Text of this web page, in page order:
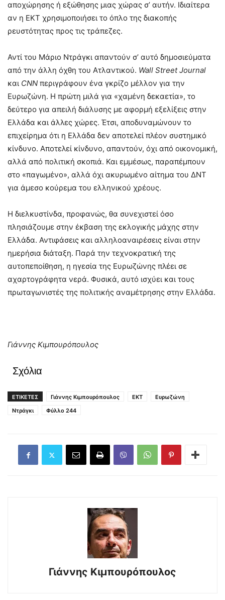
αποχώρησης ή εξώθησης μιας χώρας σ’ αυτήν. Ιδιαίτερα
αν η ΕΚΤ χρησιμοποιήσει το όπλο της διακοπής
ρευστότητας προς τις τράπεζες.
Αντί του Μάριο Ντράγκι απαντούν σ’ αυτό δημοσιεύματα
από την άλλη όχθη του Ατλαντικού. Wall Street Journal
και CNN περιγράφουν ένα γκρίζο μέλλον για την
Ευρωζώνη. Η πρώτη μιλά για «χαμένη δεκαετία», το
δεύτερο για απειλή διάλυσης με αφορμή εξελίξεις στην
Ελλάδα και άλλες χώρες. Έτσι, αποδυναμώνουν το
επιχείρημα ότι η Ελλάδα δεν αποτελεί πλέον συστημικό
κίνδυνο. Αποτελεί κίνδυνο, απαντούν, όχι από οικονομική,
αλλά από πολιτική σκοπιά. Και εμμέσως, παραπέμπουν
στο «παγωμένο», αλλά όχι ακυρωμένο αίτημα του ΔΝΤ
για άμεσο κούρεμα του ελληνικού χρέους.
Η διελκυστίνδα, προφανώς, θα συνεχιστεί όσο
πλησιάζουμε στην έκβαση της εκλογικής μάχης στην
Ελλάδα. Αντιφάσεις και αλληλοαναιρέσεις είναι στην
ημερήσια διάταξη. Παρά την τεχνοκρατική της
αυτοπεποίθηση, η ηγεσία της Ευρωζώνης πλέει σε
αχαρτογράφητα νερά. Φυσικά, αυτό ισχύει και τους
πρωταγωνιστές της πολιτικής αναμέτρησης στην Ελλάδα.
Γιάννης Κιμπουρόπουλος
Σχόλια
ΕΤΙΚΕΤΕΣ Γιάννης Κιμπουρόπουλος ΕΚΤ
Ευρωζώνη
Ντράγκι
Φύλλο 244
Γιάννης Κιμπουρόπουλος